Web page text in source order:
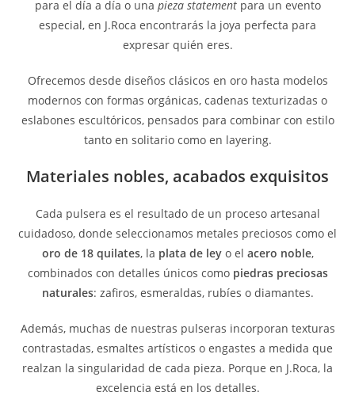
para el día a día o una pieza statementpara un evento
especial, en J.Roca encontrarás la joya perfecta para
expresar quién eres.
Ofrecemos desde diseños clásicos en oro hasta modelos
modernos con formas orgánicas, cadenas texturizadas o
eslabones escultóricos, pensados para combinar con estilo
tanto en solitario como en layering.
Materiales nobles, acabados exquisitos
Cada pulsera es el resultado de un proceso artesanal
cuidadoso, donde seleccionamos metales preciosos como el
oro de 18 quilates, la plata de leyo el acero noble,
combinados con detalles únicos como piedras preciosas
naturales: zafiros, esmeraldas, rubíes o diamantes.
Además, muchas de nuestras pulseras incorporan texturas
contrastadas, esmaltes artísticos o engastes a medida que
realzan la singularidad de cada pieza. Porque en J.Roca, la
excelencia está en los detalles.